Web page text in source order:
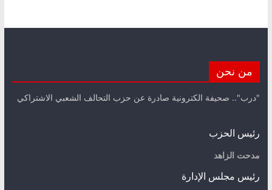
من نحن
"درب".. صحيفة الكترونية صادرة عن حزب التحالف الشعبي الاشتراكي
رئيس الحزب
مدحت الزاهد
رئيس مجلس الإدارة